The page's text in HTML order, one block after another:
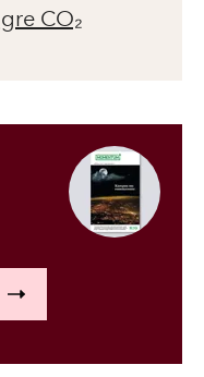
CO₂